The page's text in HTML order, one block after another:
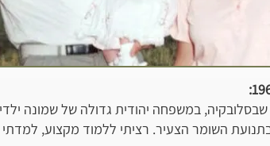
השומר הצעיר. רציתי ללמוד מקצוע,